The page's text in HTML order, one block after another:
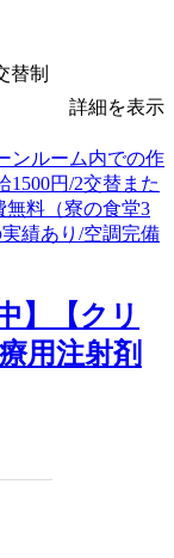
替制
詳細を表示
】【クリ
用注射剤